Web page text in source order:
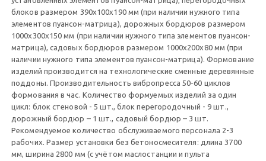
блоков размером 390х100х190 мм (при наличии нужного типа
элементов пуансон-матрица), дорожных бордюров размером
1000х300х150 мм (при наличии нужного типа элементов пуансон-
матрица), садовых бордюров размером 1000х200х80 мм (при
наличии нужного типа элементов пуансон-матрица). Формование
изделий производится на технологические сменные деревянные
поддоны. Производительность вибропресса 50-60 циклов
формования в час. Количество формуемых изделий за один
цикл: блок стеновой - 5 шт., блок перегородочный - 9 шт.,
дорожный бордюр – 1 шт., садовый бордюр – 3 шт.
Рекомендуемое количество обслуживаемого персонала 2-3
рабочих. Размер установки без бетоносмесителя: длина 3700
мм, ширина 2800 мм (с учётом маслостанции и пульта